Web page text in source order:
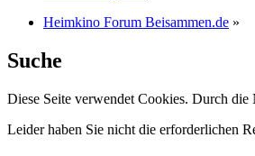
Heimkino Forum Beisammen.de »
Suche
Diese Seite verwendet Cookies. Durch die
Leider haben Sie nicht die erforderlichen